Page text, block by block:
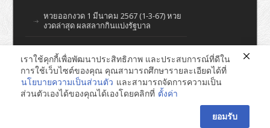
หวยออกงวด 1 มีนาคม 2567 (1-3-67) หวย
งวดล่าสุด ผลสลากกินแบ่งรัฐบาล
ดูหนังออนไลน์ หนังใหม่ แรงบันดาลใจ ไอที รีวิววิจารณ์หนังมั่วๆ
หาดใหญ่ ทำเว็บไซต์ © 2026
E-mail : pomsuay@gmail.com
เราใช้คุกกี้เพื่อพัฒนาประสิทธิภาพ และประสบการณ์ที่ดีใน
การใช้เว็บไซต์ของคุณ คุณสามารถศึกษารายละเอียดได้ที่
นโยบายความเป็นส่วนตัว และสามารถจัดการความเป็น
ส่วนตัวเองได้ของคุณได้เองโดยคลิกที่ ตั้งค่า
ยอมรับ